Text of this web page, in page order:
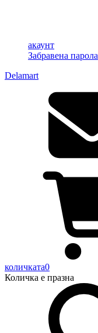
акаунт
Забравена парола
Delamart
количката0
Количка е празна